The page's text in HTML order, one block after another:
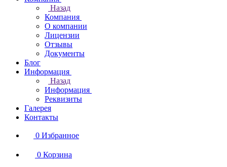
Назад
Компания
О компании
Лицензии
Отзывы
Документы
Блог
Информация
Назад
Информация
Реквизиты
Галерея
Контакты
0 Избранное
0 Корзина